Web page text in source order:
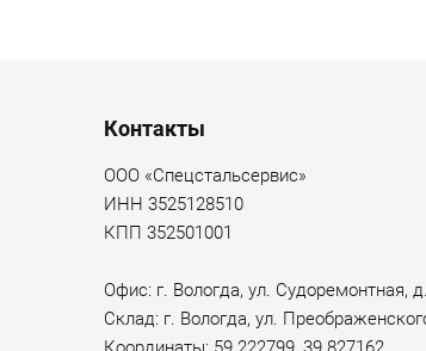
Контакты
ООО «Спецстальсервис»
ИНН 3525128510
КПП 352501001
Офис: г. Вологда, ул. Судоремонтная,
Склад: г. Вологда, ул.